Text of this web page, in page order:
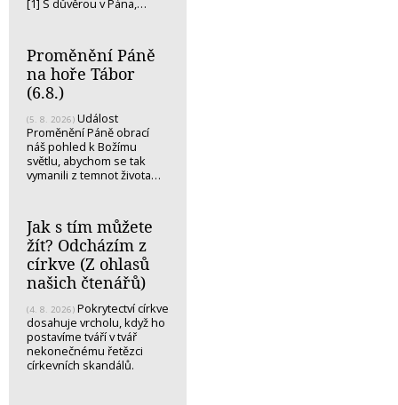
[1] S důvěrou v Pána,…
Proměnění Páně
na hoře Tábor
(6.8.)
(5. 8. 2026) Událost
Proměnění Páně obrací
náš pohled k Božímu
světlu, abychom se tak
vymanili z temnot života…
Jak s tím můžete
žít? Odcházím z
církve (Z ohlasů
našich čtenářů)
(4. 8. 2026) Pokrytectví církve
dosahuje vrcholu, když ho
postavíme tváří v tvář
nekonečnému řetězci
církevních skandálů.